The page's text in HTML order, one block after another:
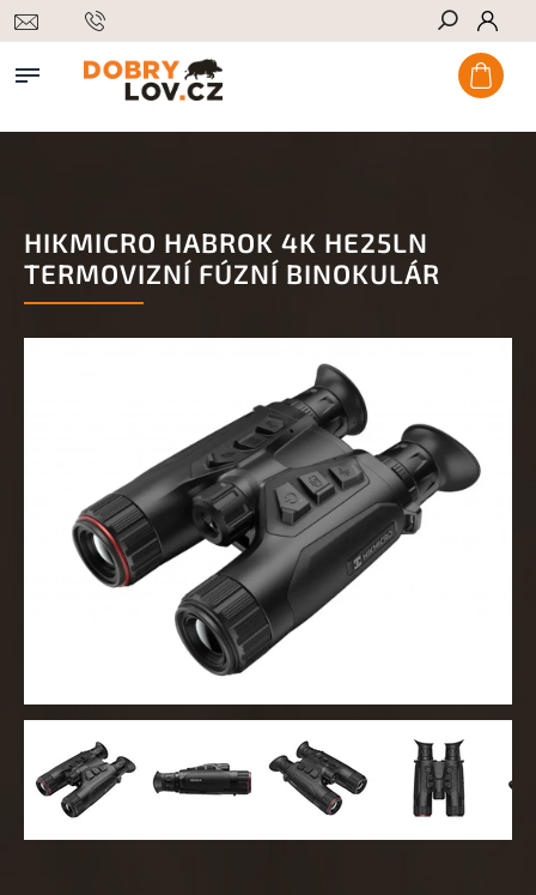
Hledat
HIKMICRO HABROK 4K HE25LN
TERMOVIZNÍ FÚZNÍ BINOKULÁR